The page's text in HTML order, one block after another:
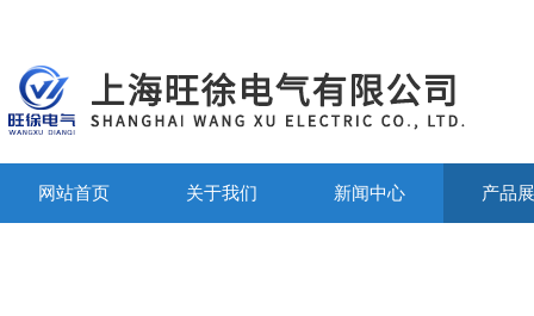
网站首页 关于我们 新闻中心 产品